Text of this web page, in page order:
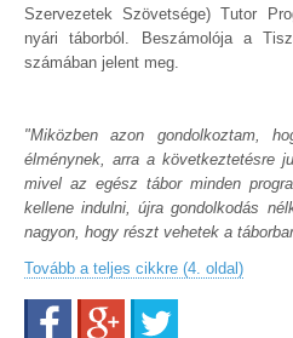
Szervezetek Szövetsége) Tutor
nyári táborból. Beszámolója a
számában jelent meg.
"Miközben azon gondolkoztam,
élménynek, arra a következtetésre
mivel az egész tábor minden
kellene indulni, újra gondolkodás
nagyon, hogy részt vehetek a
Tovább a teljes cikkre (4. oldal)
FacebookGoogle+